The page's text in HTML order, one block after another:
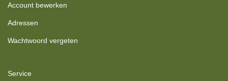
Account bewerken
Adressen
Wachtwoord vergeten
Service